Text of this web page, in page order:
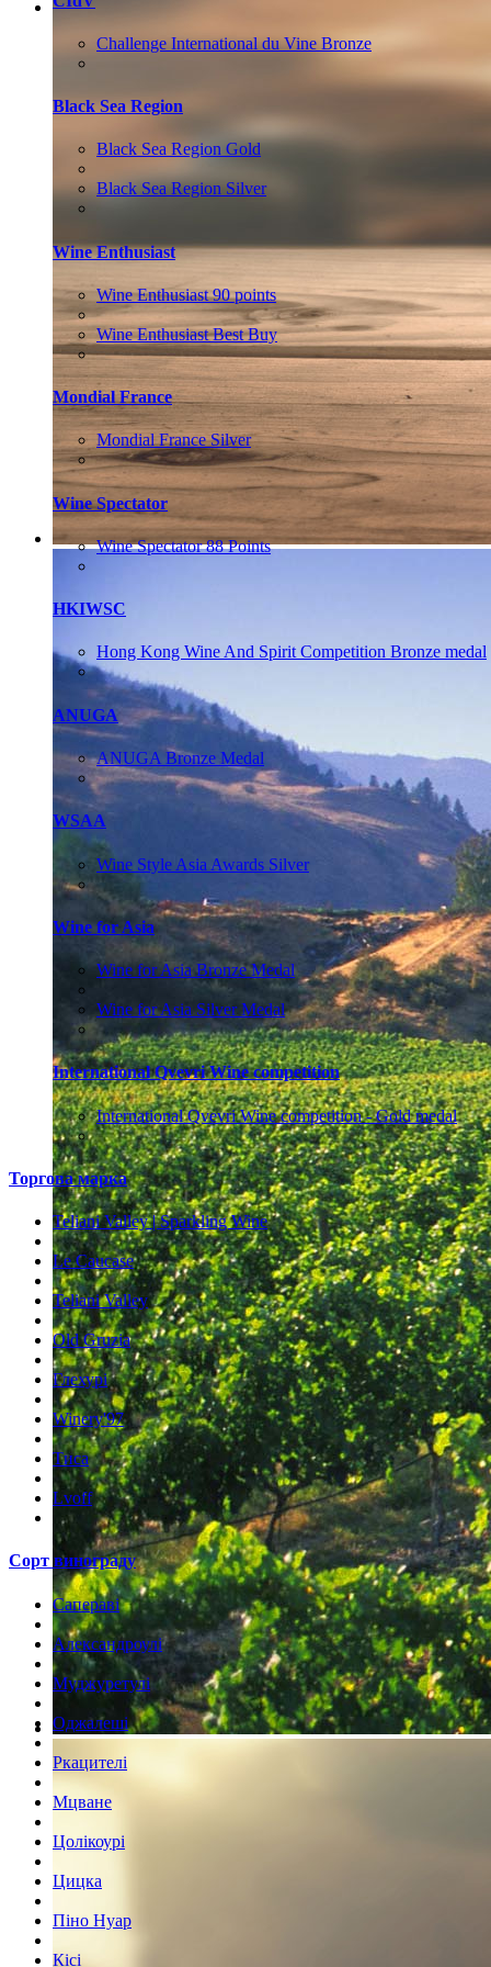
Challenge International du Vine Bronze
Black Sea Region
Black Sea Region Gold
Black Sea Region Silver
Wine Enthusiast
Wine Enthusiast 90 points
Wine Enthusiast Best Buy
Mondial France
Mondial France Silver
Wine Spectator
Wine Spectator 88 Points
HKIWSC
Hong Kong Wine And Spirit Competition Bronze medal
ANUGA
ANUGA Bronze Medal
WSAA
Wine Style Asia Awards Silver
Wine for Asia
Wine for Asia Bronze Medal
Wine for Asia Silver Medal
International Qvevri Wine competition
International Qvevri Wine competition - Gold medal
Торгова марка
Teliani Valley | Sparkling Wine
Le Caucase
Teliani Valley
Old Gruzia
Глехурі
Winery'97
Тиса
Lvoff
Сорт винограду
Сапераві
Александроулі
Муджуретулі
Оджалеші
Ркацителі
Мцване
Цолікоурі
Цицка
Піно Нуар
Кісі
ВАКАНСІЇ